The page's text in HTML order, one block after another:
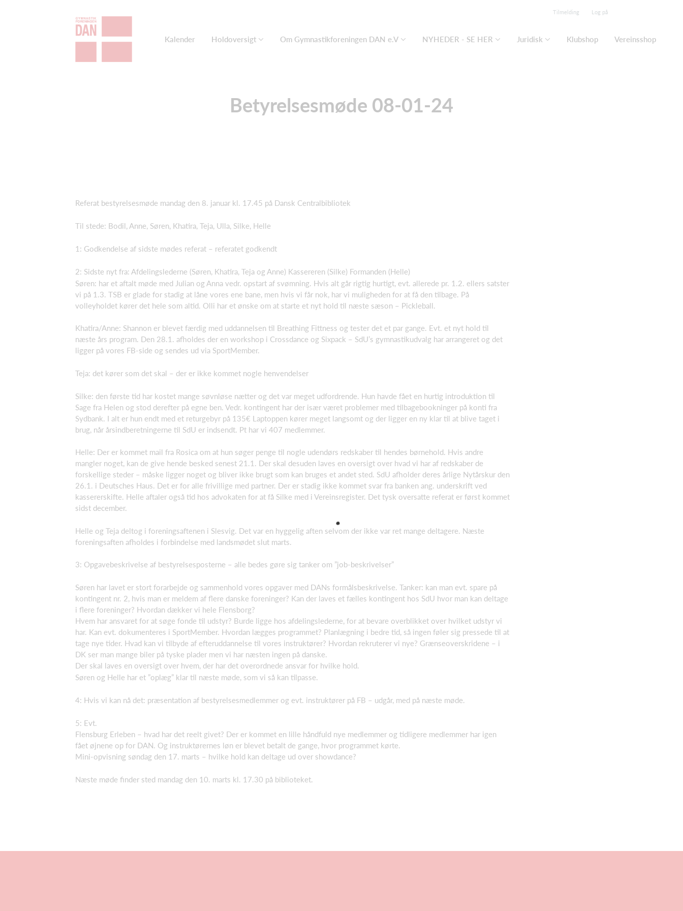
Tilmelding Log på
Kalender Holdoversigt Om Gymnastikforeningen DAN e.V NYHEDER - SE HER Juridisk Klubshop Vereinsshop
Betyrelsesmøde 08-01-24
Referat bestyrelsesmøde mandag den 8. januar kl. 17.45 på Dansk Centralbibliotek
Til stede: Bodil, Anne, Søren, Khatira, Teja, Ulla, Silke, Helle
1: Godkendelse af sidste mødes referat – referatet godkendt
2: Sidste nyt fra: Afdelingslederne (Søren, Khatira, Teja og Anne) Kassereren (Silke) Formanden (Helle)
Søren: har et aftalt møde med Julian og Anna vedr. opstart af svømning. Hvis alt går rigtig hurtigt, evt. allerede pr. 1.2. ellers satster
vi på 1.3. TSB er glade for stadig at låne vores ene bane, men hvis vi får nok, har vi muligheden for at få den tilbage. På
volleyholdet kører det hele som altid. Olli har et ønske om at starte et nyt hold til næste sæson – Pickleball.
Khatira/Anne: Shannon er blevet færdig med uddannelsen til Breathing Fittness og tester det et par gange. Evt. et nyt hold til
næste års program. Den 28.1. afholdes der en workshop i Crossdance og Sixpack – SdU’s gymnastikudvalg har arrangeret og det
ligger på vores FB-side og sendes ud via SportMember.
Teja: det kører som det skal – der er ikke kommet nogle henvendelser
Silke: den første tid har kostet mange søvnløse nætter og det var meget udfordrende. Hun havde fået en hurtig introduktion til
Sage fra Helen og stod derefter på egne ben. Vedr. kontingent har der især været problemer med tilbagebookninger på konti fra
Sydbank. I alt er hun endt med et returgebyr på 135€ Laptoppen kører meget langsomt og der ligger en ny klar til at blive taget i
brug, når årsindberetningerne til SdU er indsendt. Pt har vi 407 medlemmer.
Helle: Der er kommet mail fra Rosica om at hun søger penge til nogle udendørs redskaber til hendes børnehold. Hvis andre
mangler noget, kan de give hende besked senest 21.1. Der skal desuden laves en oversigt over hvad vi har af redskaber de
forskellige steder – måske ligger noget og bliver ikke brugt som kan bruges et andet sted. SdU afholder deres årlige Nytårskur den
26.1. i Deutsches Haus. Det er for alle frivillige med partner. Der er stadig ikke kommet svar fra banken ang. underskrift ved
kassererskifte. Helle aftaler også tid hos advokaten for at få Silke med i Vereinsregister. Det tysk oversatte referat er først kommet
sidst december.
Helle og Teja deltog i foreningsaftenen i Slesvig. Det var en hyggelig aften selvom der ikke var ret mange deltagere. Næste
foreningsaften afholdes i forbindelse med landsmødet slut marts.
3: Opgavebeskrivelse af bestyrelsesposterne – alle bedes gøre sig tanker om ”job-beskrivelser”
Søren har lavet er stort forarbejde og sammenhold vores opgaver med DANs formålsbeskrivelse. Tanker: kan man evt. spare på
kontingent nr. 2, hvis man er meldem af flere danske foreninger? Kan der laves et fælles kontingent hos SdU hvor man kan deltage
i flere foreninger? Hvordan dækker vi hele Flensborg?
Hvem har ansvaret for at søge fonde til udstyr? Burde ligge hos afdelingslederne, for at bevare overblikket over hvilket udstyr vi
har. Kan evt. dokumenteres i SportMember. Hvordan lægges programmet? Planlægning i bedre tid, så ingen føler sig pressede til at
tage nye tider. Hvad kan vi tilbyde af efteruddannelse til vores instruktører? Hvordan rekruterer vi nye? Grænseoverskridene – i
DK ser man mange biler på tyske plader men vi har næsten ingen på danske.
Der skal laves en oversigt over hvem, der har det overordnede ansvar for hvilke hold.
Søren og Helle har et ”oplæg” klar til næste møde, som vi så kan tilpasse.
4: Hvis vi kan nå det: præsentation af bestyrelsesmedlemmer og evt. instruktører på FB – udgår, med på næste møde.
5: Evt.
Flensburg Erleben – hvad har det reelt givet? Der er kommet en lille håndfuld nye medlemmer og tidligere medlemmer har igen
fået øjnene op for DAN. Og instruktørernes løn er blevet betalt de gange, hvor programmet kørte.
Mini-opvisning søndag den 17. marts – hvilke hold kan deltage ud over showdance?
Næste møde finder sted mandag den 10. marts kl. 17.30 på biblioteket.